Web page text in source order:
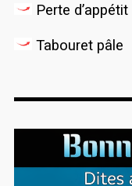
Perte d’appétit
Tabouret pâle